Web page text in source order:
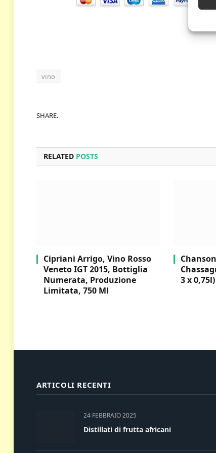
vino
SHARE.
RELATED POSTS
Cipriani Arrigo, Vino Rosso
Veneto IGT 2015, Bottiglia
Numerata, Produzione
Limitata, 750 Ml
3 x
ARTICOLI RECENTI
24 FEBBRAIO 2025
Distillati di frutta africani